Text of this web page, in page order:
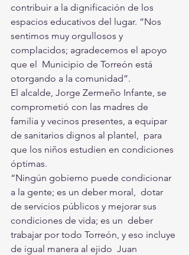
contribuir a la dignificación de los
espacios educativos del lugar. “Nos
sentimos muy orgullosos y
complacidos; agradecemos el apoyo
que el  Municipio de Torreón está
otorgando a la comunidad”.
El alcalde, Jorge Zermeño Infante, se
comprometió con las madres de
familia y vecinos presentes, a equipar
de sanitarios dignos al plantel,  para
que los niños estudien en condiciones
óptimas.
“Ningún gobierno puede condicionar
a la gente; es un deber moral,  dotar
de servicios públicos y mejorar sus
condiciones de vida; es un  deber
trabajar por todo Torreón, y eso incluye
de igual manera al ejido  Juan